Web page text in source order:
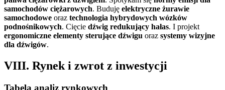
samochodów ciężarowych. Buduję elektryczne żurawie
samochodowe oraz technologia hybrydowych wózków
podnośnikowych. Cięcie dźwig redukujący hałas. I projekt
ergonomiczne elementy sterujące dźwigu oraz systemy wizyjne
dla dźwigów.
VIII. Rynek i zwrot z inwestycji
Tabela analiz rynkowych